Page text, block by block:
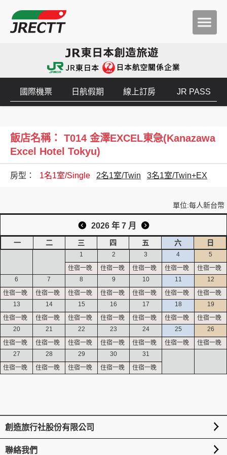
國際機票 日航假期 線上訂房 JR PASS
飯店名稱： T014 金澤EXCEL東急(Kanazawa
Excel Hotel Tokyu)
房型： 1名1室/Single 2名1室/Twin 3名1室/Twin+EX
單位:每人新台幣
2026 年 7 月
一 二 三 四 五 六 日
1 2 3 4 5
6 7 8 9 10 11 12
13 14 15 16 17 18 19
20 21 22 23 24 25 26
27 28 29 30 31
創造旅行社股份有限公司
聯絡我們